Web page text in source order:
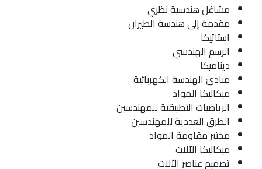
مشاغل هندسية نظري
مقدمة إلى هندسة الطيران
استاتيكا
الرسم الهندسي
ديناميكا
مبادئ الهندسة الكهربائية
ميكانيكا المواد
الرياضيات التطبيقية للمهندسين
الطرق العددية للمهندسين
مختبر مقاومة المواد
ميكانيكا الاّلات
تصميم عناصر الاّلات